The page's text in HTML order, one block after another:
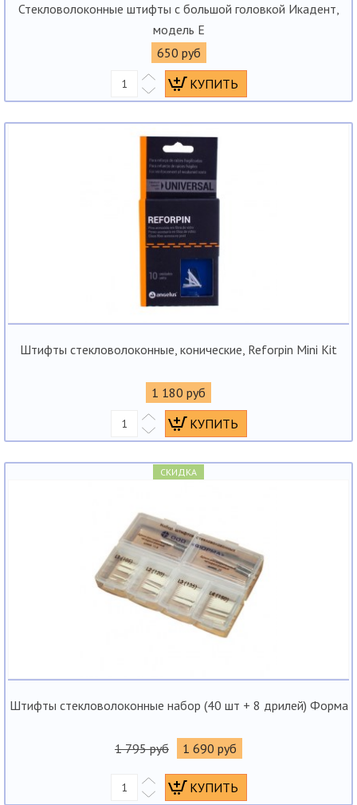
Стекловолоконные штифты с большой головкой Икадент,
модель Е
650 руб
Штифты стекловолоконные, конические, Reforpin Mini Kit
1 180 руб
СКИДКА
Штифты стекловолоконные набор (40 шт + 8 дрилей) Форма
1 795 руб 1 690 руб